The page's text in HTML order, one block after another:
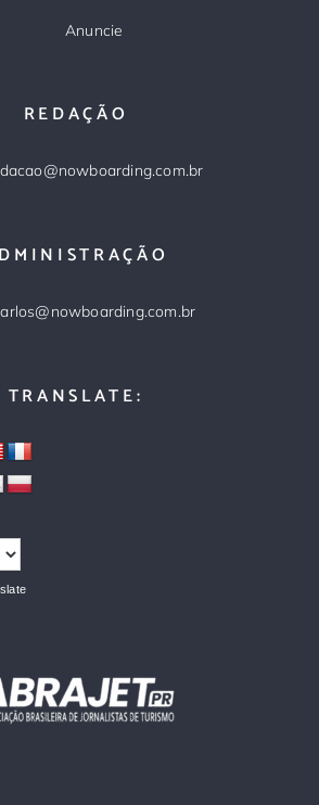
Anuncie
REDAÇÃO
TRANSLATE: